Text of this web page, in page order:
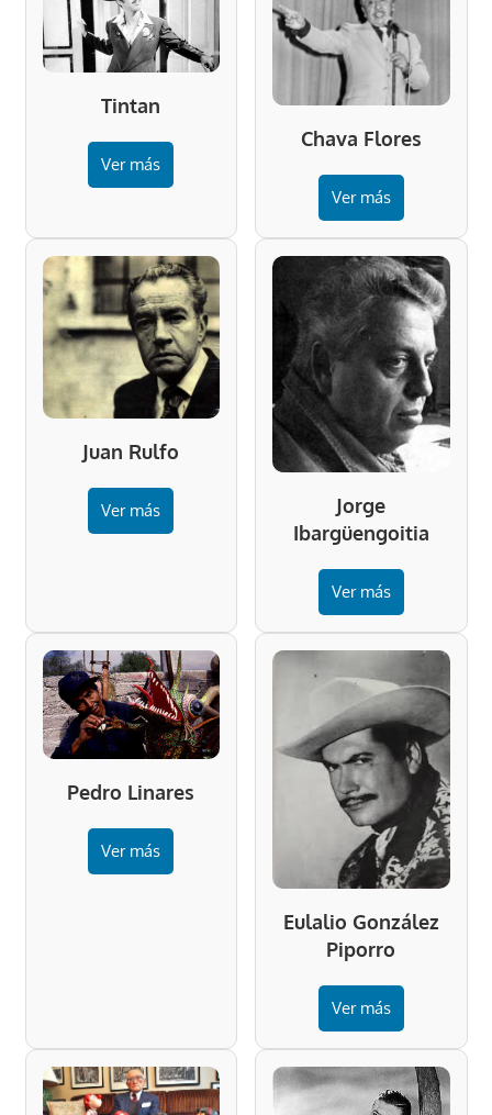
Tintan
Ver más
Chava Flores
Ver más
Juan Rulfo
Ver más
Jorge
Ibargüengoitia
Ver más
Pedro Linares
Ver más
Eulalio González
Piporro
Ver más